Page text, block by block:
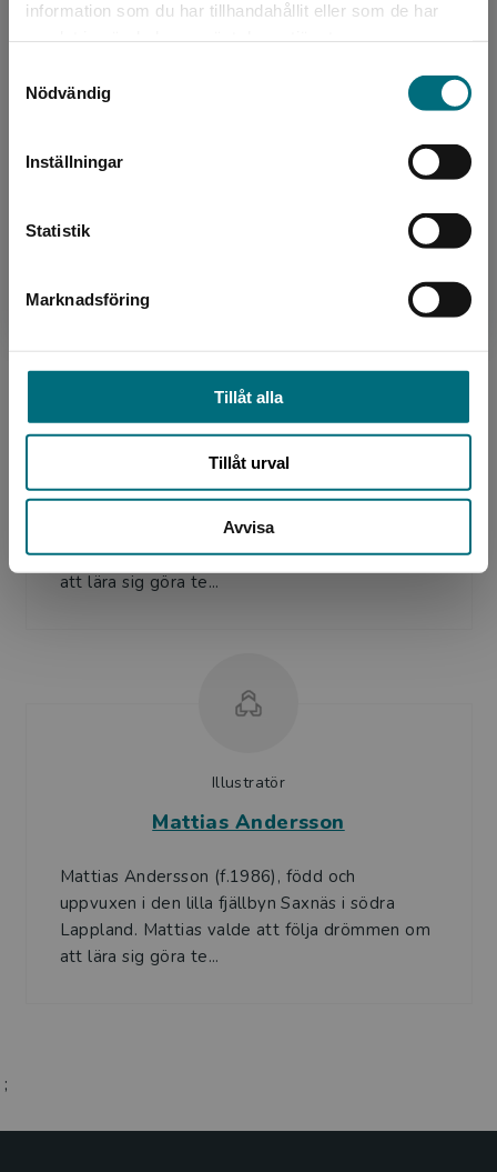
information som du har tillhandahållit eller som de har
Nödvändig
Inställningar
Statistik
Marknadsföring
Tillåt alla
Tillåt urval
Avvisa
Det verkar som att du besöker
Sverige. För att kunna slutföra ett köp måste
Formgivare, omslag
Mattias Andersson
Mattias Andersson (f.1986), född och
uppvuxen i den lilla fjällbyn Saxnäs i södra
Lappland. Mattias valde att följa drömmen om
att lära sig göra te...
Illustratör
Mattias Andersson
Mattias Andersson (f.1986), född och
uppvuxen i den lilla fjällbyn Saxnäs i södra
Lappland. Mattias valde att följa drömmen om
att lära sig göra te...
;